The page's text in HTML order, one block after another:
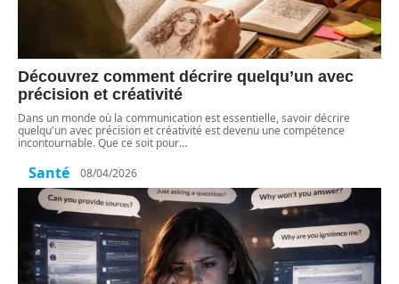
Découvrez comment décrire quelqu’un avec
précision et créativité
Dans un monde où la communication est essentielle, savoir décrire
quelqu'un avec précision et créativité est devenu une compétence
incontournable. Que ce soit pour…
Santé 08/04/2026